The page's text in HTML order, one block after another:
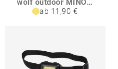
wolf outdoor MINO Stirnlampe mit Gestensteuerung Touchless Sensor
ab 11,90 €